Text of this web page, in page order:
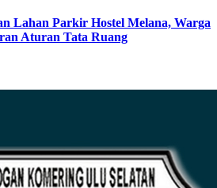
Lahan Parkir Hostel Melana, Warga
Aturan Tata Ruang